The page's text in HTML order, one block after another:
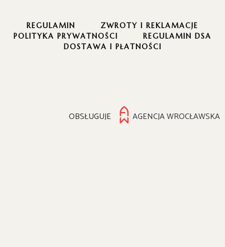
REGULAMIN
ZWROTY I REKLAMACJE
POLITYKA PRYWATNOŚCI
REGULAMIN DSA
DOSTAWA I PŁATNOŚCI
OBSŁUGUJE AGENCJA WROCŁAWSKA